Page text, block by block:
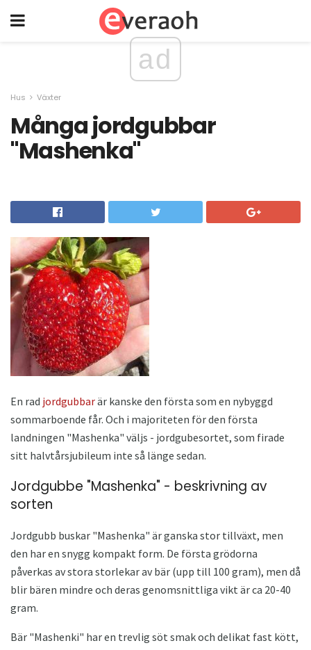
ad
Hus Växter
Många jordgubbar
"Mashenka"
En rad jordgubbarär kanske den första som en nybyggd
sommarboende får. Och i majoriteten för den första
landningen "Mashenka" väljs - jordgubesortet, som firade
sitt halvtårsjubileum inte så länge sedan.
Jordgubbe "Mashenka" - beskrivning av
sorten
Jordgubb buskar "Mashenka" är ganska stor tillväxt, men
den har en snygg kompakt form. De första grödorna
påverkas av stora storlekar av bär (upp till 100 gram), men då
blir bären mindre och deras genomsnittliga vikt är ca 20-40
gram.
Bär "Mashenki" har en trevlig söt smak och delikat fast kött,